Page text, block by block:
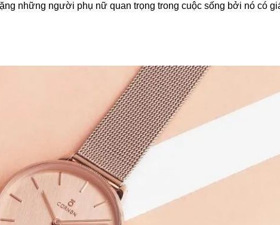
những người phụ nữ quan trọng trong cuộc sống bởi nó có